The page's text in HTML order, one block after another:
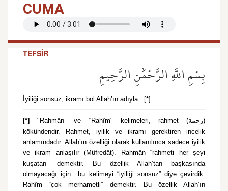
CUMA
TEFSİR
بِسْمِ اللَّهِ الرَّحْمَٰنِ الرَّحِيمِ
İyiliği sonsuz, ikramı bol Allah’ın adıyla...[*]
[*]"Rahmân” ve “Rahîm" kelimeleri, rahmet (رحمة)
kökündendir. Rahmet, iyilik ve ikramı gerektiren incelik
anlamındadır. Allah’ın özelliği olarak kullanılınca sadece iyilik
ve ikram anlaşılır (Müfredât). Rahmân “rahmeti her şeyi
kuşatan” demektir. Bu özellik Allah’tan başkasında
olmayacağı için bu kelimeyi “iyiliği sonsuz” diye çevirdik.
Rahîm “çok merhametli” demektir. Bu özellik Allah’ın